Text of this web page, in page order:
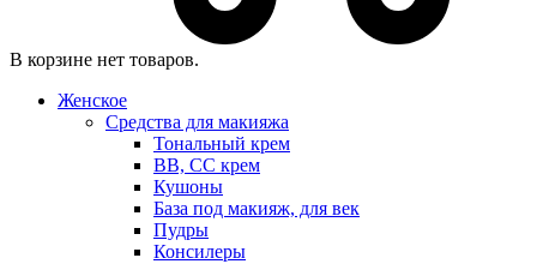
В корзине нет товаров.
Женское
Средства для макияжа
Тональный крем
BB, CC крем
Кушоны
База под макияж, для век
Пудры
Консилеры